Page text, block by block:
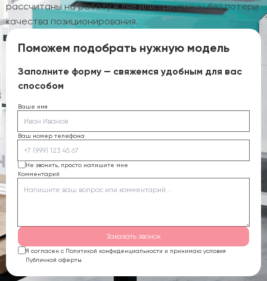
рассчитаны на работу в две или три смены без потери
качества позиционирования.
Поможем подобрать нужную модель
Заполните форму — свяжемся удобным для вас
способом
Ваше имя
Ваш номер телефона
Не звонить, просто напишите мне
Комментарий
Заказать звонок
Я согласен с Политикой конфиденциальности и принимаю условия
Публичной оферты.